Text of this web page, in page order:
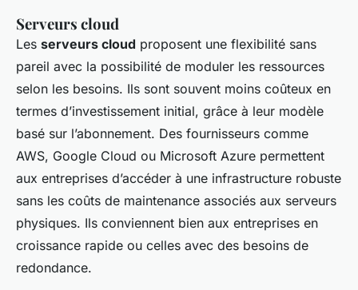
Serveurs cloud
Les serveurs cloud proposent une flexibilité sans
pareil avec la possibilité de moduler les ressources
selon les besoins. Ils sont souvent moins coûteux en
termes d’investissement initial, grâce à leur modèle
basé sur l’abonnement. Des fournisseurs comme
AWS, Google Cloud ou Microsoft Azure permettent
aux entreprises d’accéder à une infrastructure robuste
sans les coûts de maintenance associés aux serveurs
physiques. Ils conviennent bien aux entreprises en
croissance rapide ou celles avec des besoins de
redondance.